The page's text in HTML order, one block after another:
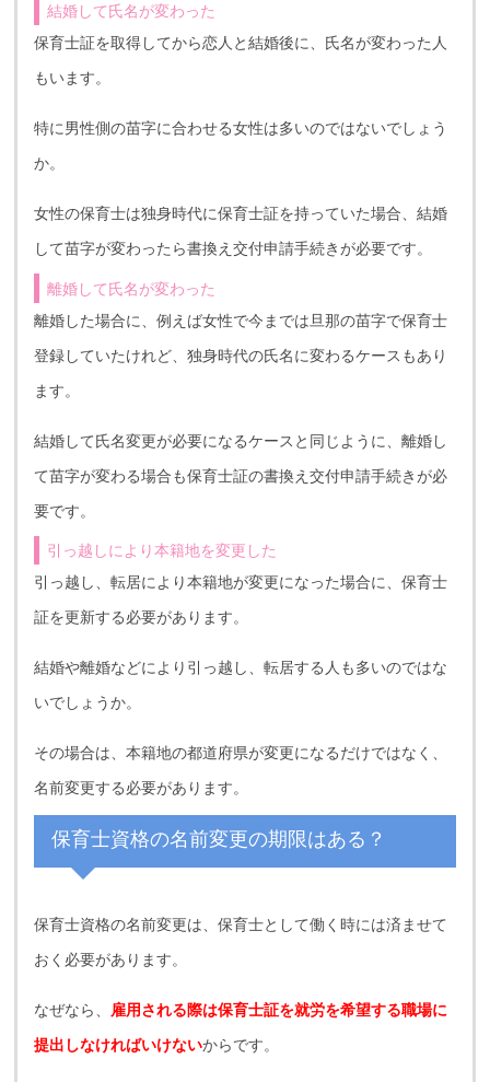
結婚して氏名が変わった
保育士証を取得してから恋人と結婚後に、氏名が変わった人
もいます。
特に男性側の苗字に合わせる女性は多いのではないでしょう
か。
女性の保育士は独身時代に保育士証を持っていた場合、結婚
して苗字が変わったら書換え交付申請手続きが必要です。
離婚して氏名が変わった
離婚した場合に、例えば女性で今までは旦那の苗字で保育士
登録していたけれど、独身時代の氏名に変わるケースもあり
ます。
結婚して氏名変更が必要になるケースと同じように、離婚し
て苗字が変わる場合も保育士証の書換え交付申請手続きが必
要です。
引っ越しにより本籍地を変更した
引っ越し、転居により本籍地が変更になった場合に、保育士
証を更新する必要があります。
結婚や離婚などにより引っ越し、転居する人も多いのではな
いでしょうか。
その場合は、本籍地の都道府県が変更になるだけではなく、
名前変更する必要があります。
保育士資格の名前変更の期限はある？
保育士資格の名前変更は、保育士として働く時には済ませて
おく必要があります。
なぜなら、 雇用される際は保育士証を就労を希望する職場に
提出しなければいけないからです。